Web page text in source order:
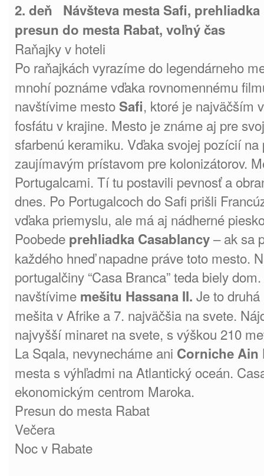
2. deň Návšteva mesta Safi, prehliadka
presun do mesta Rabat, voľný čas
Raňajky v hoteli
Po raňajkách vyrazíme do legendárneho
mnohí poznáme vďaka rovnomennému
navštívime mesto Safi, ktoré je najväčším
fosfátu v krajine. Mesto je známe aj pre
sfarbenú keramiku. Vďaka svojej pozícií
zaujímavým prístavom pre kolonizátorov.
Portugalcami. Tí tu postavili pevnosť a
dnes. Po Portugalcoch do Safi prišli
vďaka priemyslu, ale má aj nádherné
Poobede prehliadka Casablancy– ak sa
každého hneď napadne práve toto mesto.
portugalčiny “Casa Branca” teda biely
navštívime mešitu Hassana II. Je to
mešita v Afrike a 7. najväčšia na svete.
najvyšší minaret na svete, s výškou 210
La Sqala, nevynecháme ani Corniche Ain
mesta s výhľadmi na Atlantický oceán.
ekonomickým centrom Maroka.
Presun do mesta Rabat
Večera
Noc v Rabate